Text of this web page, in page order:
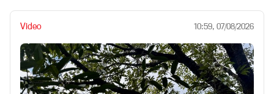
Video 10:59, 07/08/2026